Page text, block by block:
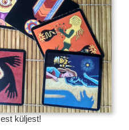
küljest!